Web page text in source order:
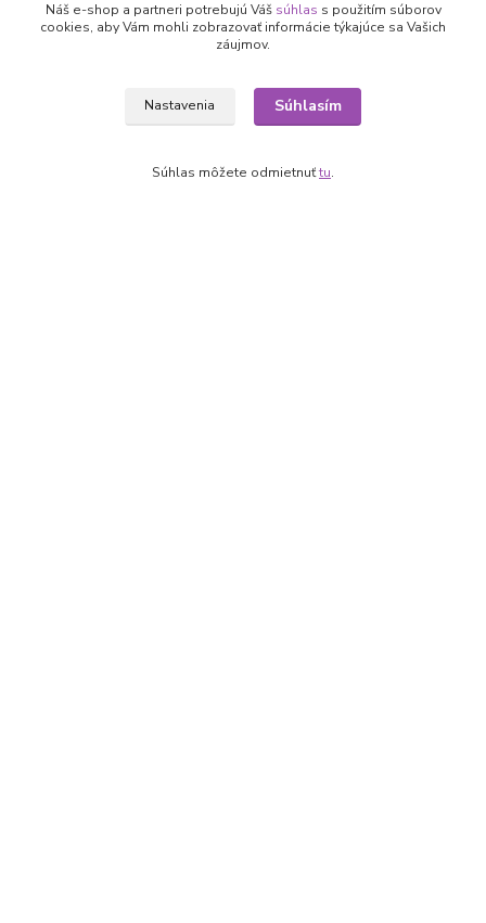
Nepremeškajte novinky, akcie a
zľavy!
Náš e-shop a partneri potrebujú Váš súhlas s použitím súborov
cookies, aby Vám mohli zobrazovať informácie týkajúce sa Vašich
záujmov.
Nastavenia Súhlasím
Súhlas môžete odmietnuťtu.